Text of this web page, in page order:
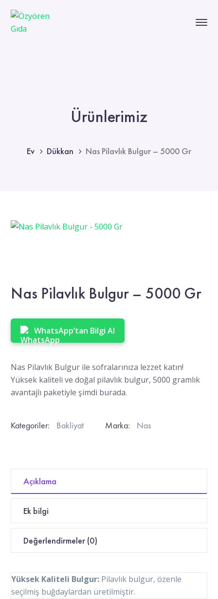
Ürünlerimiz
Ev Dükkan Nas Pilavlık Bulgur – 5000 Gr
Nas Pilavlık Bulgur – 5000 Gr
WhatsApp’tan Bilgi Al
Nas Pilavlık Bulgur ile sofralarınıza lezzet katın!
Yüksek kaliteli ve doğal pilavlık bulgur, 5000 gramlık
avantajlı paketiyle şimdi burada.
Kategoriler: Bakliyat Marka: Nas
Açıklama
Ek bilgi
Değerlendirmeler (0)
Yüksek Kaliteli Bulgur: Pilavlık bulgur, özenle
seçilmiş buğdaylardan üretilmiştir.